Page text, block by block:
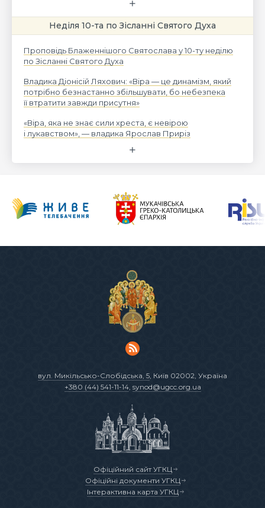
Неділя 10-та по Зісланні Святого Духа
Проповідь Блаженнішого Святослава у 10-ту неділю
по Зісланні Святого Духа
Владика Діонісій Ляхович: «Віра — це динамізм, який
потрібно безнастанно збільшувати, бо небезпека
її втратити завжди присутня»
«Віра, яка не знає сили хреста, є невірою
і лукавством», — владика Ярослав Приріз
вул. Микільсько-Слобідська, 5 , Київ 02002, Україна
+380 (44) 541-11-14, synod@ugcc.org.ua
Офіційний сайт УГКЦ
Офіційні документи УГКЦ
Інтерактивна карта УГКЦ